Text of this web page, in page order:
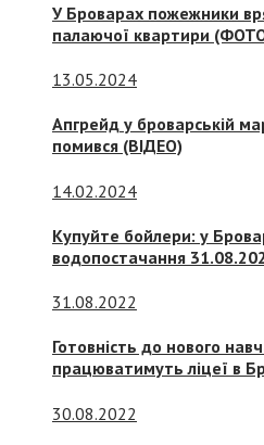
У Броварах пожежники
палаючої квартири
13.05.2024
Апгрейд у броварській
помився (ВІДЕО)
14.02.2024
Купуйте бойлери: у
водопостачання
31.08.2022
Готовність до нового
працюватимуть ліцеї в
30.08.2022